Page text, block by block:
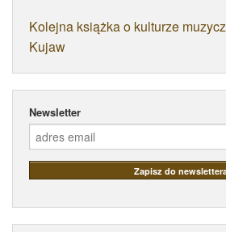
Kolejna książka o kulturze
Kujaw
Newsletter